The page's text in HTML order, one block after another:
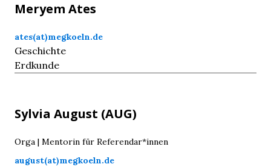
Meryem Ates
ates(at)megkoeln.de
Geschichte
Erdkunde
Sylvia August (AUG)
Orga | Mentorin für Referendar*innen
august(at)megkoeln.de